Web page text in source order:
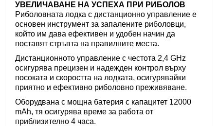
УВЕЛИЧАВАНЕ НА УСПЕХА ПРИ РИБОЛОВ
Риболовната лодка с дистанционно управление е
основен инструмент за запалените риболовци,
който им дава ефективен и удобен начин да
поставят стръвта на правилните места.
Дистанционното управление с честота 2,4 GHz
осигурява прецизен и надежден контрол върху
посоката и скоростта на лодката, осигурявайки
приятно и ефективно риболовно преживяване.
Оборудвана с мощна батерия с капацитет 12000
mAh, тя осигурява време за работа от
приблизително 4 часа.